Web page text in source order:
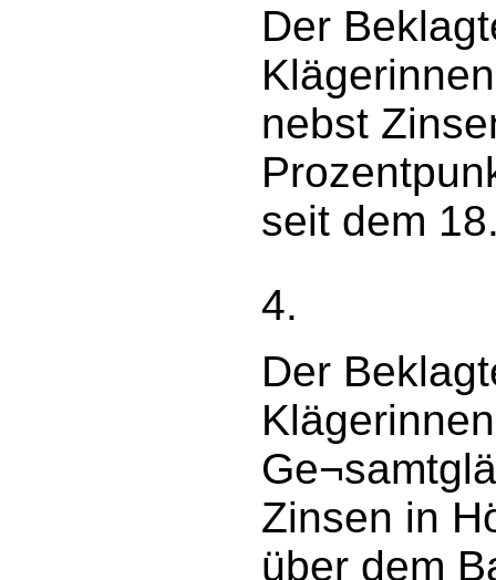
Der
nebst
seit dem
4.
Der
Zinsen in
über dem